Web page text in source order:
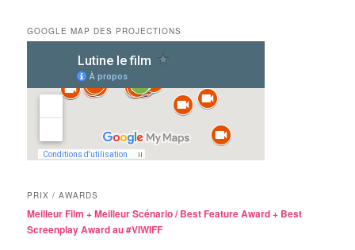
GOOGLE MAP DES PROJECTIONS
PRIX / AWARDS
Meilleur Film + Meilleur Scénario / Best Feature Award + Best
Screenplay Award au #VIWIFF